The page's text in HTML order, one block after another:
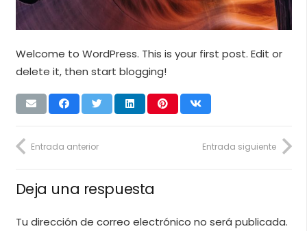
Welcome to WordPress. This is your first post. Edit or
delete it, then start blogging!
Entrada anterior Entrada siguiente
Deja una respuesta
Tu dirección de correo electrónico no será publicada.